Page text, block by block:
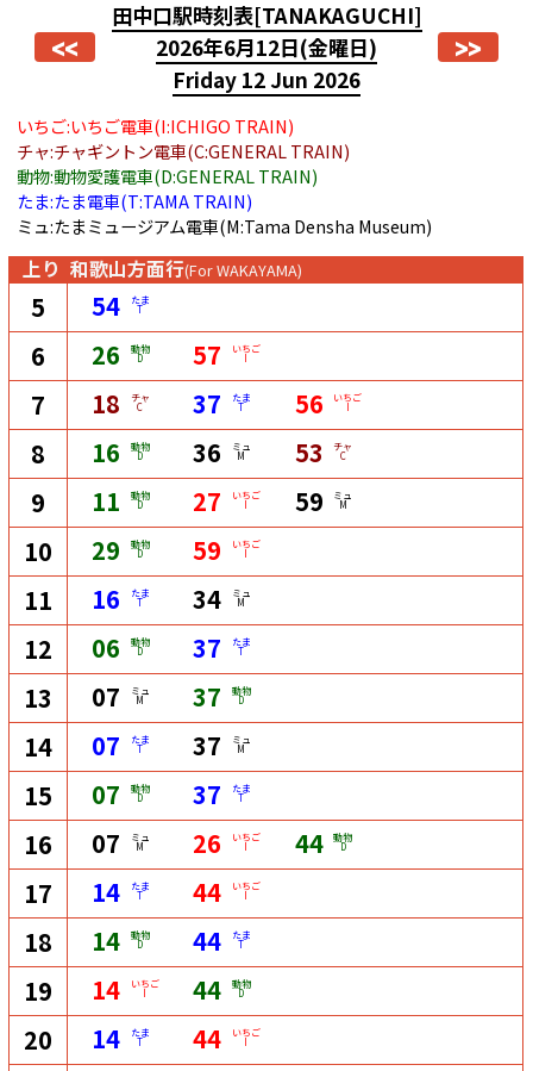
<<
田中口駅時刻表[TANAKAGUCHI]
2026年6月12日(金曜日)
Friday 12 Jun 2026
>>
いちご:いちご電車(I:ICHIGO TRAIN)
チャ:チャギントン電車(C:GENERAL TRAIN)
動物:動物愛護電車(D:GENERAL TRAIN)
たま:たま電車(T:TAMA TRAIN)
ミュ:たまミュージアム電車(M:Tama Densha Museum)
上り 和歌山方面行(For WAKAYAMA)
5 54 たま
T
6 26 動物
D 57 いちご
I
7 18 チャ
C 37 たま
T 56 いちご
I
8 16 動物
D 36 ミュ
M 53 チャ
C
9 11 動物
D 27 いちご
I 59 ミュ
M
10 29 動物
D 59 いちご
I
11 16 たま
T 34 ミュ
M
12 06 動物
D 37 たま
T
13 07 ミュ
M 37 動物
D
14 07 たま
T 37 ミュ
M
15 07 動物
D 37 たま
T
16 07 ミュ
M 26 いちご
I 44 動物
D
17 14 たま
T 44 いちご
I
18 14 動物
D 44 たま
T
19 14 いちご
I 44 動物
D
20 14 たま
T 44 いちご
I